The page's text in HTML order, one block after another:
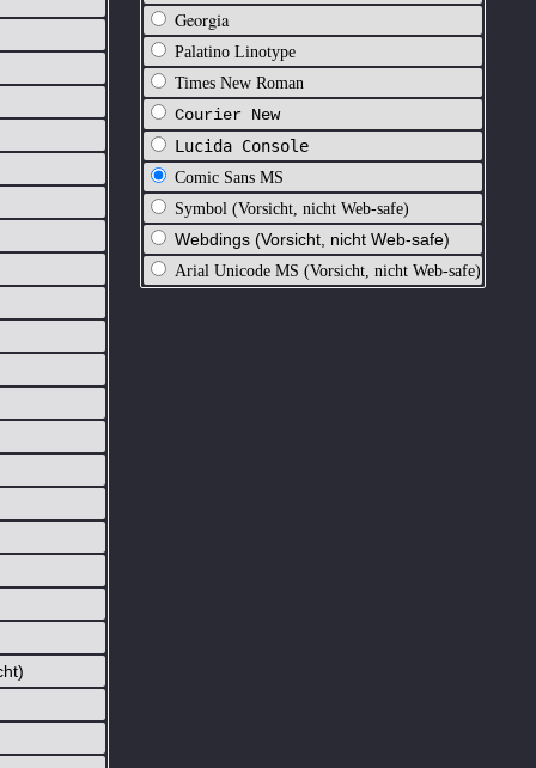
Georgia
Palatino Linotype
Times New Roman
Courier New
Lucida Console
Comic Sans MS
Symbol (Vorsicht, nicht Web-safe)
Webdings (Vorsicht, nicht Web-safe)
Arial Unicode MS (Vorsicht, nicht Web-safe)